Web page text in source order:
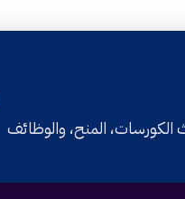
الكورسات، المنح، والوظائف